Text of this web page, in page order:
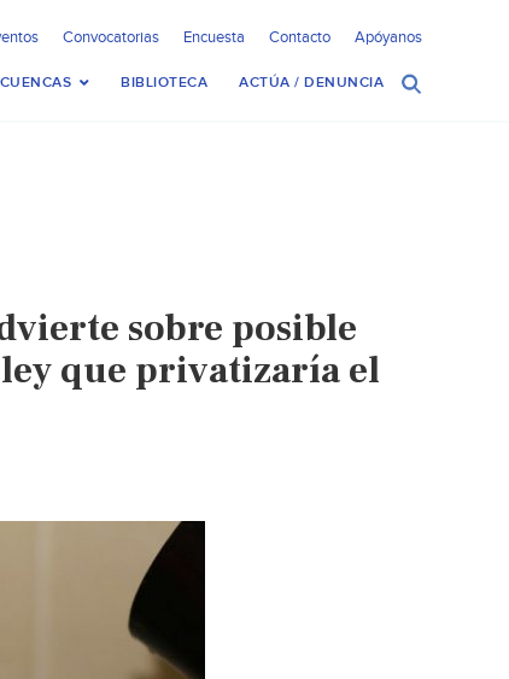
Convocatorias Encuesta Contacto Apóyanos
BIBLIOTECA ACTÚA / DENUNCIA
sobre posible
que privatizaría el